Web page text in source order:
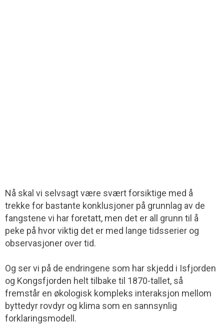
Nå skal vi selvsagt være svært forsiktige med å
trekke for bastante konklusjoner på grunnlag av de
fangstene vi har foretatt, men det er all grunn til å
peke på hvor viktig det er med lange tidsserier og
observasjoner over tid.
Og ser vi på de endringene som har skjedd i Isfjorden
og Kongsfjorden helt tilbake til 1870-tallet, så
fremstår en økologisk kompleks interaksjon mellom
byttedyr rovdyr og klima som en sannsynlig
forklaringsmodell.